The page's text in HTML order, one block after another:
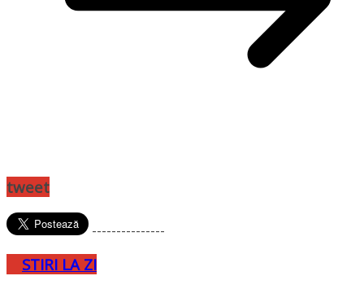
tweet
---------------
STIRI LA ZI